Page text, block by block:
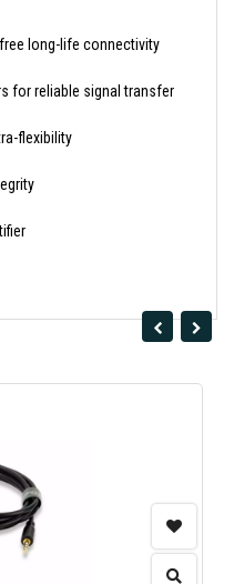
long-life connectivity
for reliable signal transfer
flexibility